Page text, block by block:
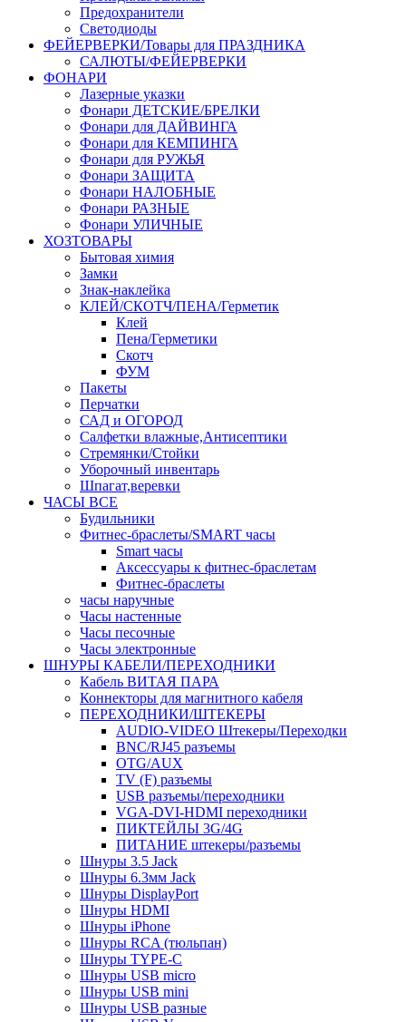
Предохранители
Светодиоды
ФЕЙЕРВЕРКИ/Товары для ПРАЗДНИКА
САЛЮТЫ/ФЕЙЕРВЕРКИ
ФОНАРИ
Лазерные указки
Фонари ДЕТСКИЕ/БРЕЛКИ
Фонари для ДАЙВИНГА
Фонари для КЕМПИНГА
Фонари для РУЖЬЯ
Фонари ЗАЩИТА
Фонари НАЛОБНЫЕ
Фонари РАЗНЫЕ
Фонари УЛИЧНЫЕ
ХОЗТОВАРЫ
Бытовая химия
Замки
Знак-наклейка
КЛЕЙ/СКОТЧ/ПЕНА/Герметик
Клей
Пена/Герметики
Скотч
ФУМ
Пакеты
Перчатки
САД и ОГОРОД
Салфетки влажные,Антисептики
Стремянки/Стойки
Уборочный инвентарь
Шпагат,веревки
ЧАСЫ ВСЕ
Будильники
Фитнес-браслеты/SMART часы
Smart часы
Аксессуары к фитнес-браслетам
Фитнес-браслеты
часы наручные
Часы настенные
Часы песочные
Часы электронные
ШНУРЫ КАБЕЛИ/ПЕРЕХОДНИКИ
Кабель ВИТАЯ ПАРА
Коннекторы для магнитного кабеля
ПЕРЕХОДНИКИ/ШТЕКЕРЫ
AUDIO-VIDEO Штекеры/Переходки
BNC/RJ45 разъемы
OTG/AUX
TV (F) разъемы
USB разъемы/переходники
VGA-DVI-HDMI переходники
ПИКТЕЙЛЫ 3G/4G
ПИТАНИЕ штекеры/разъемы
Шнуры 3.5 Jack
Шнуры 6.3мм Jack
Шнуры DisplayPort
Шнуры HDMI
Шнуры iPhone
Шнуры RCA (тюльпан)
Шнуры TYPE-C
Шнуры USB micro
Шнуры USB mini
Шнуры USB разные